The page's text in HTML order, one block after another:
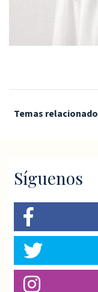
Temas
Síguenos